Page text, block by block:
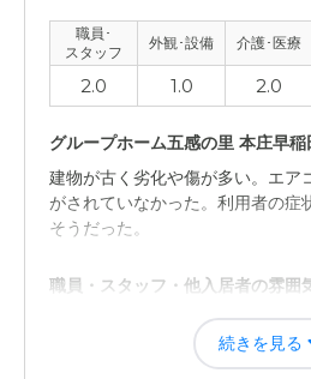
料金費用について
どうして料金はこんなにも高いの
職員･
スタッフ
外観･設備 介護･医療
2.0 1.0 2.0
グループホーム五感の里 本庄早
建物が古く劣化や傷が多い。エア
がされていなかった。利用者の症
そうだった。
職員・スタッフ・他入居者の雰囲
認知症状が重い利用者が多く見学
訴えていた。それに対するスタッ
続きを見る